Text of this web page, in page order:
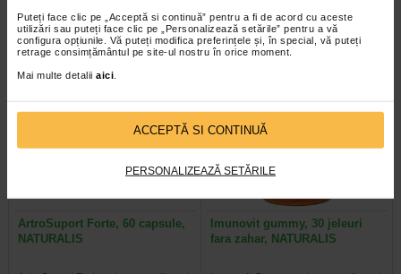
Puteți face clic pe „Acceptă si continuă” pentru a fi de acord cu aceste
utilizări sau puteți face clic pe „Personalizează setările” pentru a vă
configura opțiunile. Vă puteți modifica preferințele și, în special, vă puteți
retrage consimțământul pe site-ul nostru în orice moment.
Mai multe detalii aici
ACCEPTĂ SI CONTINUĂ
PERSONALIZEAZĂ SETĂRILE
ArtroSuport Forte, 60 capsule,
NATURALIS
Imunovit gummy, 30 jeleuri
fara zahar, NATURALIS